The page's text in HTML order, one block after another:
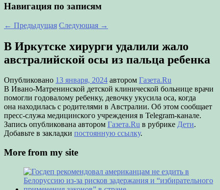
Навигация по записям
← Предыдущая Следующая →
В Иркутске хирурги удалили жало
австралийской осы из пальца ребенка
Опубликовано 13 января, 2024 автором Газета.Ru
В Ивано-Матренинской детской клинической больнице врачи
помогли годовалому ребенку, девочку укусила оса, когда
она находилась с родителями в Австралии. Об этом сообщает
пресс-служа медицинского учреждения в Telegram-канале.
Запись опубликована автором Газета.Ru в рубрике Дети.
Добавьте в закладки постоянную ссылку.
More from my site